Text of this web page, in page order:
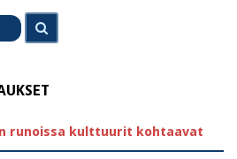
runoissa kulttuurit kohtaavat